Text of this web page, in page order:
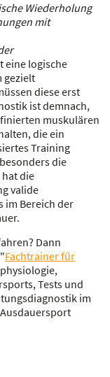
Wiederholung
mit
eine logische
gezielt
diese erst
ist demnach,
muskulären
die ein
Training
die
die
valide
im Bereich der
Dann
Fachtrainer für
Tests und
im